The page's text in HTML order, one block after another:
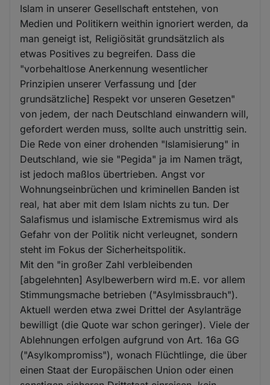
Islam in unserer Gesellschaft entstehen, von
Medien und Politikern weithin ignoriert werden, da
man geneigt ist, Religiösität grundsätzlich als
etwas Positives zu begreifen. Dass die
"vorbehaltlose Anerkennung wesentlicher
Prinzipien unserer Verfassung und [der
grundsätzliche] Respekt vor unseren Gesetzen"
von jedem, der nach Deutschland einwandern will,
gefordert werden muss, sollte auch unstrittig sein.
Die Rede von einer drohenden "Islamisierung" in
Deutschland, wie sie "Pegida" ja im Namen trägt,
ist jedoch maßlos übertrieben. Angst vor
Wohnungseinbrüchen und kriminellen Banden ist
real, hat aber mit dem Islam nichts zu tun. Der
Salafismus und islamische Extremismus wird als
Gefahr von der Politik nicht verleugnet, sondern
steht im Fokus der Sicherheitspolitik.
Mit den "in großer Zahl verbleibenden
[abgelehnten] Asylbewerbern wird m.E. vor allem
Stimmungsmache betrieben ("Asylmissbrauch").
Aktuell werden etwa zwei Drittel der Asylanträge
bewilligt (die Quote war schon geringer). Viele der
Ablehnungen erfolgen aufgrund von Art. 16a GG
("Asylkompromiss"), wonach Flüchtlinge, die über
einen Staat der Europäischen Union oder einen